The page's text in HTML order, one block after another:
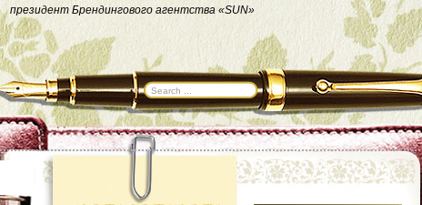
президент Брендингового агентства «SUN»